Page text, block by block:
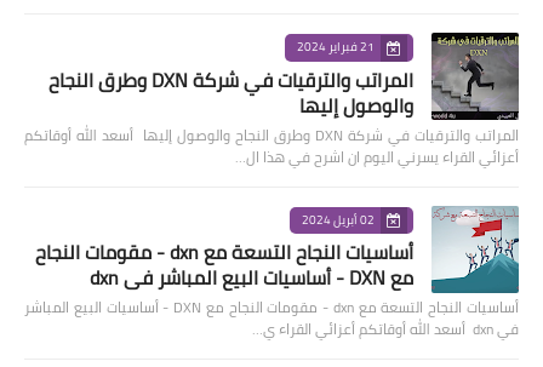
21 فبراير 2024
المراتب والترقيات في شركة DXN وطرق النجاح
والوصول إليها
المراتب والترقيات في شركة DXN وطرق النجاح والوصول إليها أسعد الله أوقاتكم
أعزائي القراء يسرني اليوم ان اشرح في هذا ال…
02 أبريل 2024
أساسيات النجاح التسعة مع dxn - مقومات النجاح
مع DXN - أساسيات البيع المباشر في dxn
أساسيات النجاح التسعة مع dxn - مقومات النجاح مع DXN - أساسيات البيع المباشر
في dxn أسعد الله أوقاتكم أعزائي القراء ي…